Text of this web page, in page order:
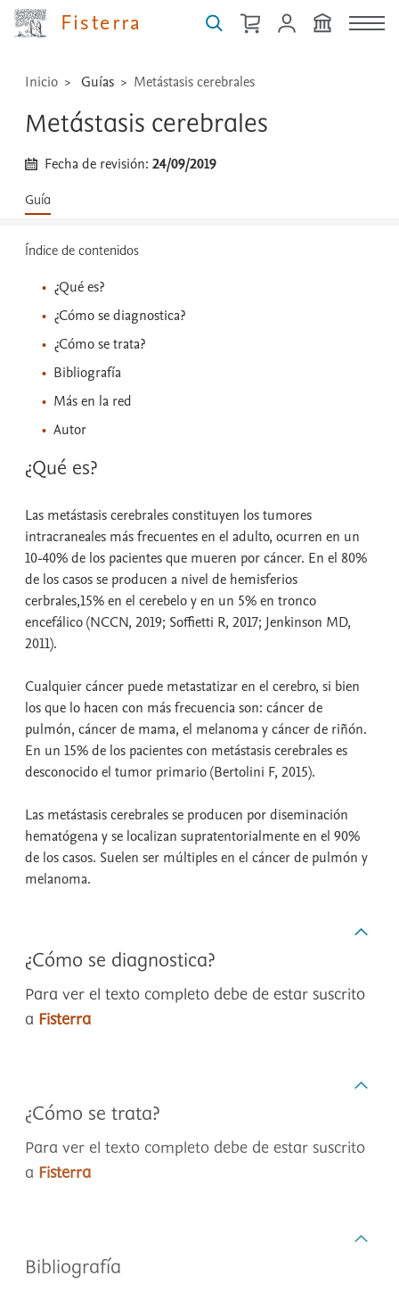
Fisterra
Inicio Guías Metástasis cerebrales
Metástasis cerebrales
Fecha de revisión:24/09/2019
Guía
Índice de contenidos
¿Qué es?
¿Cómo se diagnostica?
¿Cómo se trata?
Bibliografía
Más en la red
Autor
¿Qué es?
Las metástasis cerebrales constituyen los tumores
intracraneales más frecuentes en el adulto, ocurren en un
10-40% de los pacientes que mueren por cáncer. En el 80%
de los casos se producen a nivel de hemisferios
cerbrales,15% en el cerebelo y en un 5% en tronco
encefálico (NCCN, 2019; Soffietti R, 2017; Jenkinson MD,
2011).
Cualquier cáncer puede metastatizar en el cerebro, si bien
los que lo hacen con más frecuencia son: cáncer de
pulmón, cáncer de mama, el melanoma y cáncer de riñón.
En un 15% de los pacientes con metástasis cerebrales es
desconocido el tumor primario (Bertolini F, 2015).
Las metástasis cerebrales se producen por diseminación
hematógena y se localizan supratentorialmente en el 90%
de los casos. Suelen ser múltiples en el cáncer de pulmón y
melanoma.
¿Cómo se diagnostica?
Para ver el texto completo debe de estar suscrito
a Fisterra
¿Cómo se trata?
Para ver el texto completo debe de estar suscrito
a Fisterra
Bibliografía